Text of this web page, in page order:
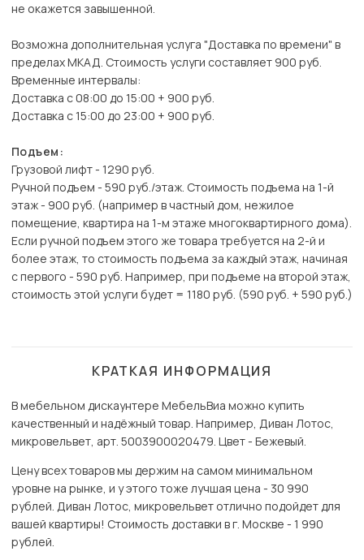
не окажется завышенной.
Возможна дополнительная услуга "Доставка по времени" в
пределах МКАД. Стоимость услуги составляет 900 руб.
Временные интервалы:
Доставка с 08:00 до 15:00 + 900 руб.
Доставка с 15:00 до 23:00 + 900 руб.
Подъем:
Грузовой лифт - 1290 руб.
Ручной подъем - 590 руб./этаж. Стоимость подъема на 1-й
этаж - 900 руб. (например в частный дом, нежилое
помещение, квартира на 1-м этаже многоквартирного дома).
Если ручной подъем этого же товара требуется на 2-й и
более этаж, то стоимость подъема за каждый этаж, начиная
с первого - 590 руб. Например, при подъеме на второй этаж,
стоимость этой услуги будет = 1180 руб. (590 руб. + 590 руб.)
КРАТКАЯ ИНФОРМАЦИЯ
В мебельном дискаунтере МебельВиа можно купить
качественный и надёжный товар. Например, Диван Лотос,
микровельвет, арт. 5003900020479. Цвет - Бежевый.
Цену всех товаров мы держим на самом минимальном
уровне на рынке, и у этого тоже лучшая цена - 30 990
рублей. Диван Лотос, микровельвет отлично подойдет для
вашей квартиры! Стоимость доставки в г. Москве - 1 990
рублей.